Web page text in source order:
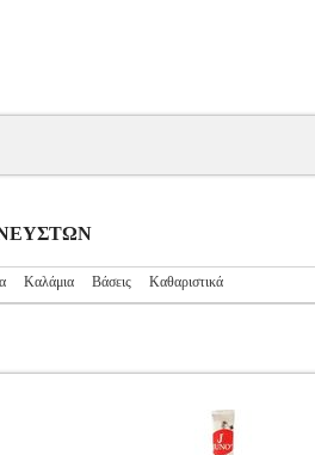
Καλάμια Βάσεις Καθαριστικά